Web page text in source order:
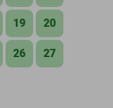
19 20
26 27